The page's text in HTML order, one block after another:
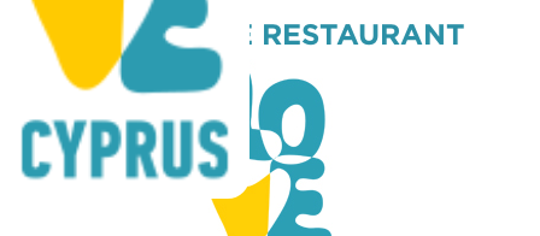
AFRICAN HOUSE RESTAURANT